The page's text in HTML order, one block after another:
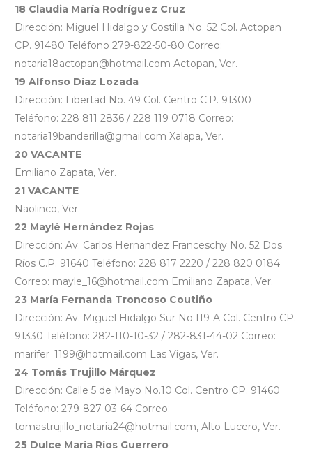
18 Claudia María Rodríguez Cruz
Dirección: Miguel Hidalgo y Costilla No. 52 Col. Actopan
CP. 91480 Teléfono 279-822-50-80 Correo:
notaria18actopan@hotmail.com Actopan, Ver.
19 Alfonso Díaz Lozada
Dirección: Libertad No. 49 Col. Centro C.P. 91300
Teléfono: 228 811 2836 / 228 119 0718 Correo:
notaria19banderilla@gmail.com Xalapa, Ver.
20 VACANTE
Emiliano Zapata, Ver.
21 VACANTE
Naolinco, Ver.
22 Maylé Hernández Rojas
Dirección: Av. Carlos Hernandez Franceschy No. 52 Dos
Ríos C.P. 91640 Teléfono: 228 817 2220 / 228 820 0184
Correo: mayle_16@hotmail.com Emiliano Zapata, Ver.
23 María Fernanda Troncoso Coutiño
Dirección: Av. Miguel Hidalgo Sur No.119-A Col. Centro CP.
91330 Teléfono: 282-110-10-32 / 282-831-44-02 Correo:
marifer_1199@hotmail.com Las Vigas, Ver.
24 Tomás Trujillo Márquez
Dirección: Calle 5 de Mayo No.10 Col. Centro CP. 91460
Teléfono: 279-827-03-64 Correo:
tomastrujillo_notaria24@hotmail.com, Alto Lucero, Ver.
25 Dulce María Ríos Guerrero